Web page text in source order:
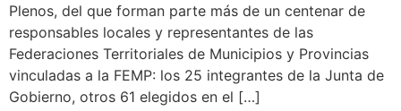
Plenos, del que forman parte más de un centenar de
responsables locales y representantes de las
Federaciones Territoriales de Municipios y Provincias
vinculadas a la FEMP: los 25 integrantes de la Junta de
Gobierno, otros 61 elegidos en el […]